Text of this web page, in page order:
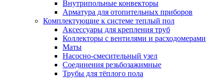
Внутрипольные конвекторы
Арматура для отопительных приборов
Комплектующие к системе теплый пол
Аксессуары для крепления труб
Коллекторы с вентилями и расходомерами
Маты
Насосно-смесительный узел
Соединения резьбозажимные
Трубы для тёплого пола